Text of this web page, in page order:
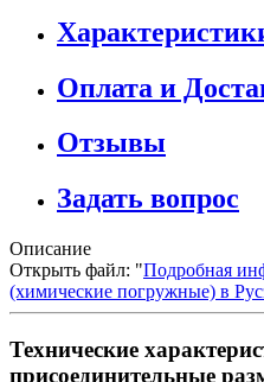
Оплата и
Отзывы
Задать вопрос
Описание
Открыть файл: "Подробная
(химические погружные) в
Технические
присоединительные